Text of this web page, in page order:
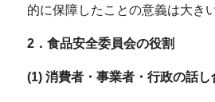
的に保障したことの意義は大きい
2．食品安全委員会の役割
(1) 消費者・事業者・行政の話し